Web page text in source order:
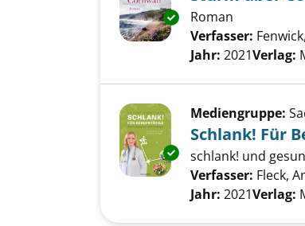
Exemplar-Details von
Roman
Verfasser:
Jahr: 2021Verlag:
Exemplar-Details von
Mediengruppe:
Schlank! Für
schlank! und
Verfasser: Fleck,
Jahr: 2021Verlag: